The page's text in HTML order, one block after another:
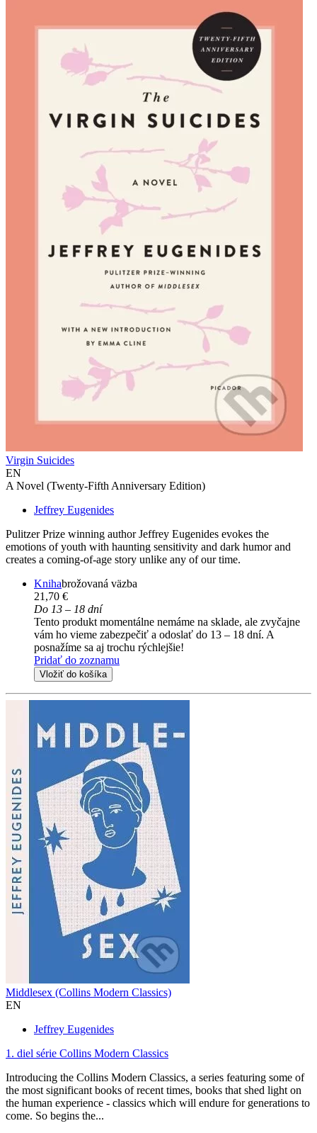
Virgin Suicides
EN
A Novel (Twenty-Fifth Anniversary Edition)
Jeffrey Eugenides
Pulitzer Prize winning author Jeffrey Eugenides evokes the
emotions of youth with haunting sensitivity and dark humor and
creates a coming-of-age story unlike any of our time.
Knihabrožovaná väzba
21,70 €
Do 13 – 18 dní
Tento produkt momentálne nemáme na sklade, ale zvyčajne
vám ho vieme zabezpečiť a odoslať do 13 – 18 dní. A
posnažíme sa aj trochu rýchlejšie!
Pridať do zoznamu
Vložiť do košíka
Middlesex (Collins Modern Classics)
EN
Jeffrey Eugenides
1. diel série Collins Modern Classics
Introducing the Collins Modern Classics, a series featuring some of
the most significant books of recent times, books that shed light on
the human experience - classics which will endure for generations to
come. So begins the...